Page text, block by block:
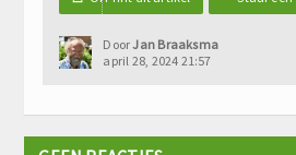
DoorJan Braaksma
april 28, 2024 21:57